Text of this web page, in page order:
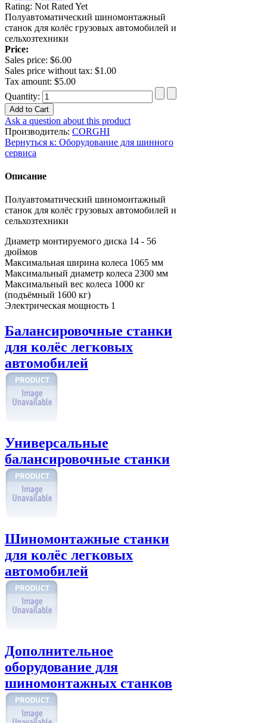
Rating: Not Rated Yet
Полуавтоматический шиномонтажный
станок для колёс грузовых автомобилей и
сельхозтехники
Price:
Sales price: $6.00
Sales price without tax: $1.00
Tax amount: $5.00
Quantity:
Ask a question about this product
Производитель: CORGHI
Вернуться к: Оборудование для шинного
сервиса
Описание
Полуавтоматический шиномонтажный
станок для колёс грузовых автомобилей и
сельхозтехники
Диаметр монтируемого диска 14 - 56
дюймов
Максимальная ширина колеса 1065 мм
Максимальный диаметр колеса 2300 мм
Максимальный вес колеса 1000 кг
(подъёмный 1600 кг)
Электрическая мощность 1
Балансировочные станки
для колёс легковых
автомобилей
Универсальные
балансировочные станки
Шиномонтажные станки
для колёс легковых
автомобилей
Дополнительное
оборудование для
шиномонтажных станков